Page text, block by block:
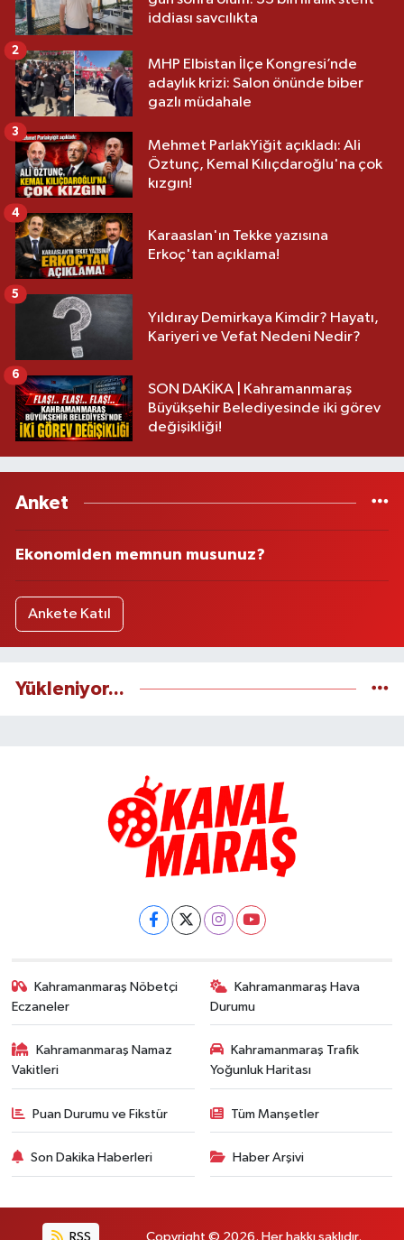
iddiası savcılıkta
MHP Elbistan İlçe Kongresi’nde
adaylık krizi: Salon önünde biber
gazlı müdahale
2
Mehmet ParlakYiğit açıkladı: Ali
Öztunç, Kemal Kılıçdaroğlu'na çok
kızgın!
3
Karaaslan'ın Tekke yazısına
Erkoç'tan açıklama!
4
Yıldıray Demirkaya Kimdir? Hayatı,
Kariyeri ve Vefat Nedeni Nedir?
5
SON DAKİKA | Kahramanmaraş
Büyükşehir Belediyesinde iki görev
değişikliği!
6
Anket
Ekonomiden memnun musunuz?
Ankete Katıl
Yükleniyor...
Kahramanmaraş Nöbetçi
Eczaneler
Kahramanmaraş Hava
Durumu
Kahramanmaraş Namaz
Vakitleri
Kahramanmaraş Trafik
Yoğunluk Haritası
Puan Durumu ve Fikstür Tüm Manşetler
Son Dakika Haberleri Haber Arşivi
RSS Copyright © 2026. Her hakkı saklıdır.